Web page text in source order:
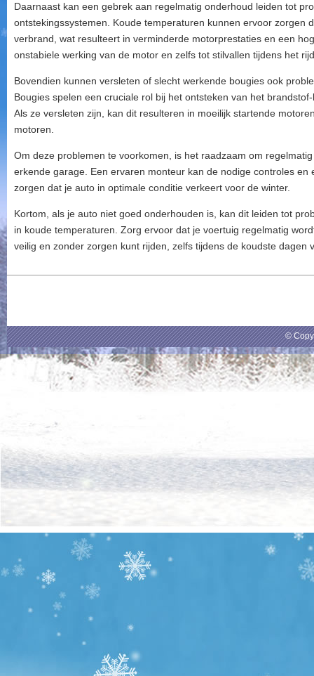
Daarnaast kan een gebrek aan regelmatig onderhoud leiden tot
ontstekingssystemen. Koude temperaturen kunnen ervoor zorgen
verbrand, wat resulteert in verminderde motorprestaties en een
onstabiele werking van de motor en zelfs tot stilvallen tijdens het
Bovendien kunnen versleten of slecht werkende bougies ook
Bougies spelen een cruciale rol bij het ontsteken van het
Als ze versleten zijn, kan dit resulteren in moeilijk startende
motoren.
Om deze problemen te voorkomen, is het raadzaam om
erkende garage. Een ervaren monteur kan de nodige controles
zorgen dat je auto in optimale conditie verkeert voor de winter.
Kortom, als je auto niet goed onderhouden is, kan dit leiden tot
in koude temperaturen. Zorg ervoor dat je voertuig regelmatig
veilig en zonder zorgen kunt rijden, zelfs tijdens de koudste dagen
©